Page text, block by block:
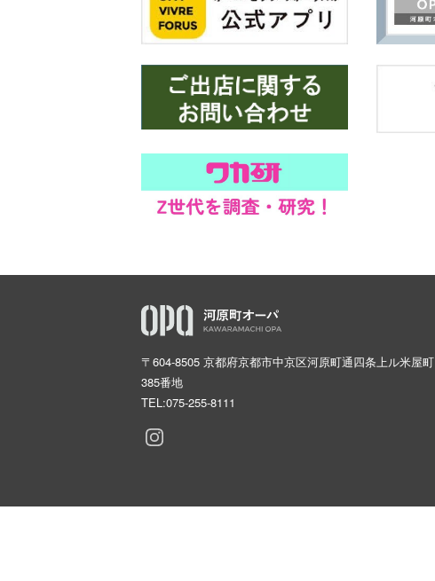
〒604-8505 京都府京都市中京区河原町通四条上ル米屋町
385番地
TEL:075-255-8111